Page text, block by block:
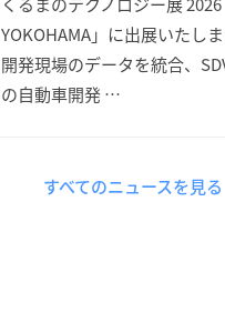
YOKOHAMA」に出展いたしま
開発現場のデータを統合、
の自動車開発 …
すべてのニュースを見る